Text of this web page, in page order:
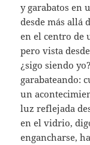
y garabatos en
desde más allá
en el centro de
pero vista
¿sigo siendo
garabateando:
un
luz reflejada
en el vidrio,
engancharse,